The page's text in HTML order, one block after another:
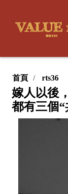
首頁 rts36
嫁人以後
都有三個“